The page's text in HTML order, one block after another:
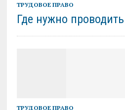
ТРУДОВОЕ ПРАВО
Где нужно
ТРУДОВОЕ ПРАВО